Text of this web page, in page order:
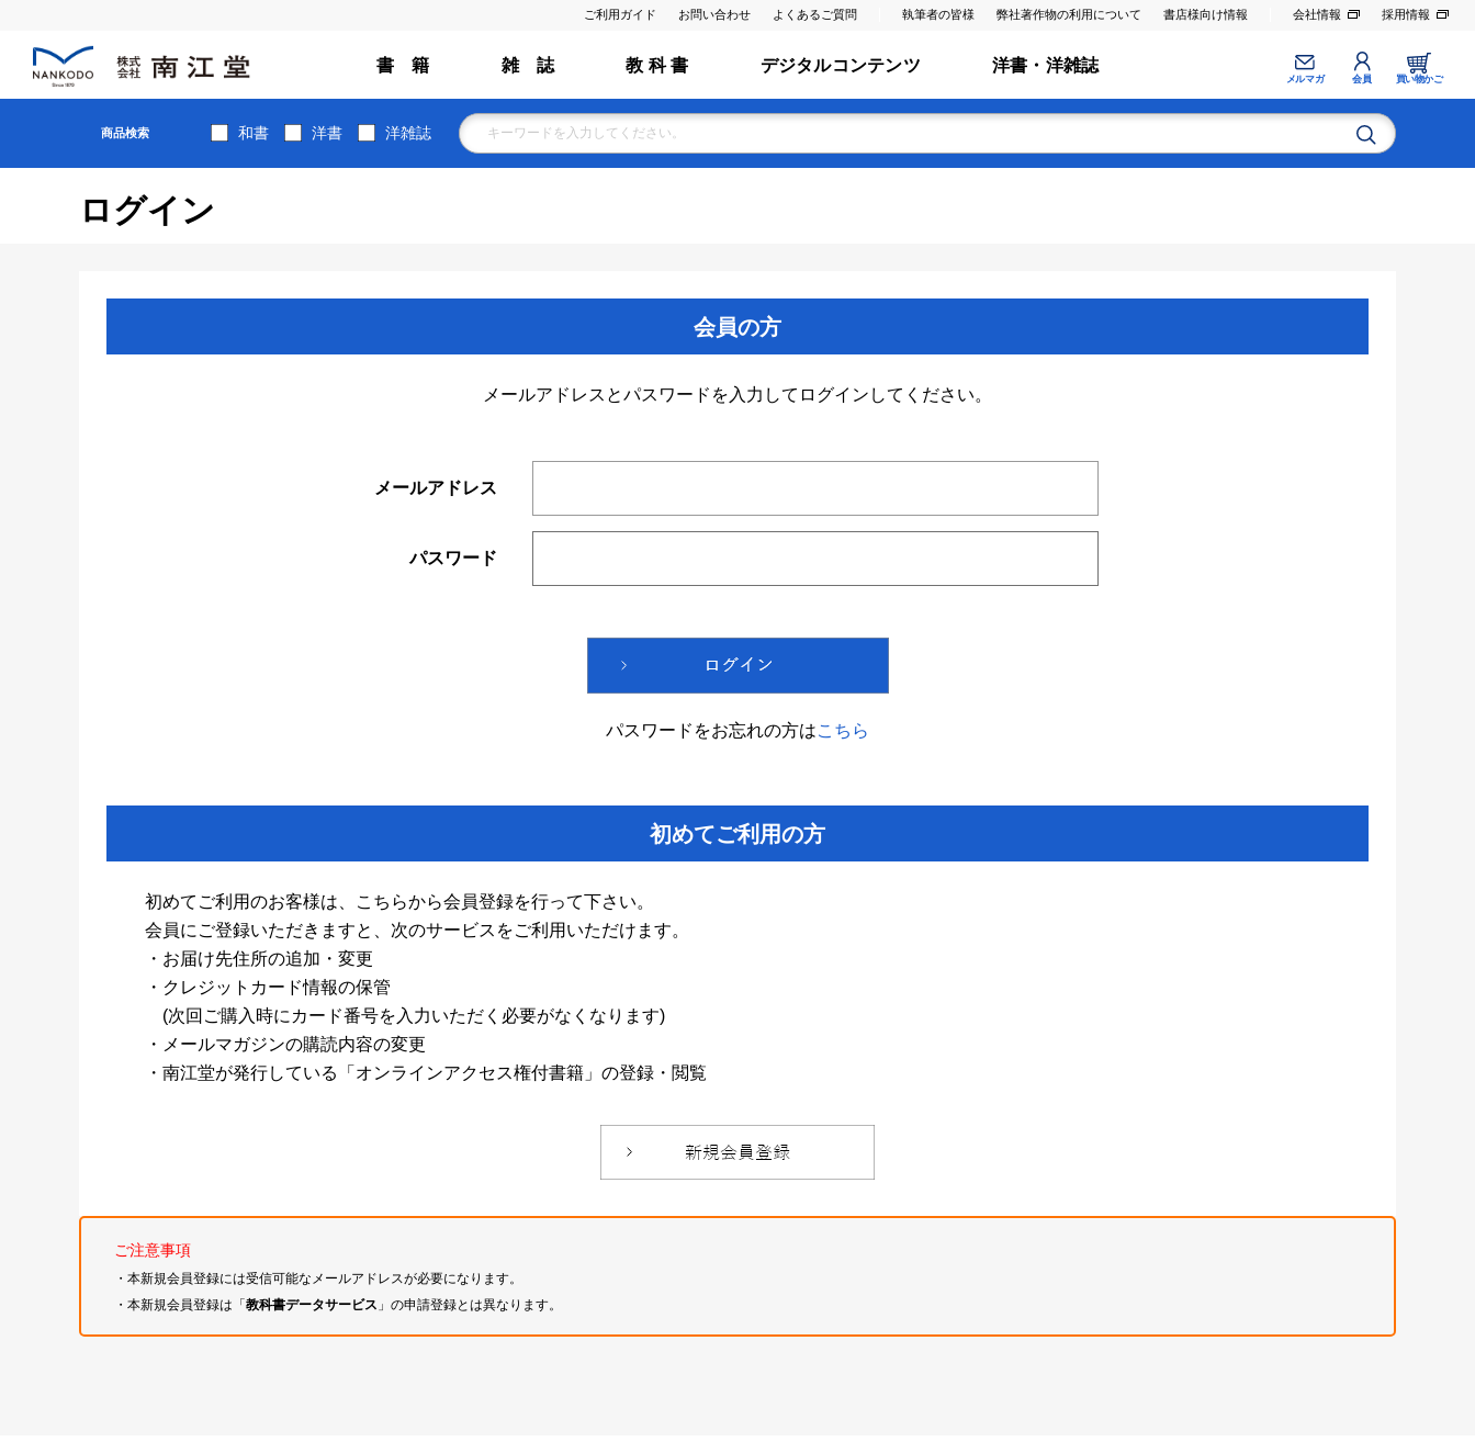
ご利用ガイド お問い合わせ よくあるご質問 執筆者の皆様 弊社著作物の利用について 書店様向け情報 会社情報 採用情報
書 籍 雑 誌 教 科 書 デジタルコンテンツ 洋書・洋雑誌
メルマガ 会員 買い物かご
商品検索 和書 洋書 洋雑誌
ログイン
会員の方
メールアドレスとパスワードを入力してログインしてください。
メールアドレス
パスワード
パスワードをお忘れの方はこちら
初めてご利用の方
初めてご利用のお客様は、こちらから会員登録を行って下さい。
会員にご登録いただきますと、次のサービスをご利用いただけます。
・お届け先住所の追加・変更
・クレジットカード情報の保管
(次回ご購入時にカード番号を入力いただく必要がなくなります)
・メールマガジンの購読内容の変更
・南江堂が発行している「オンラインアクセス権付書籍」の登録・閲覧
ご注意事項
・本新規会員登録には受信可能なメールアドレスが必要になります。
・本新規会員登録は「教科書データサービス 」の申請登録とは異なります。